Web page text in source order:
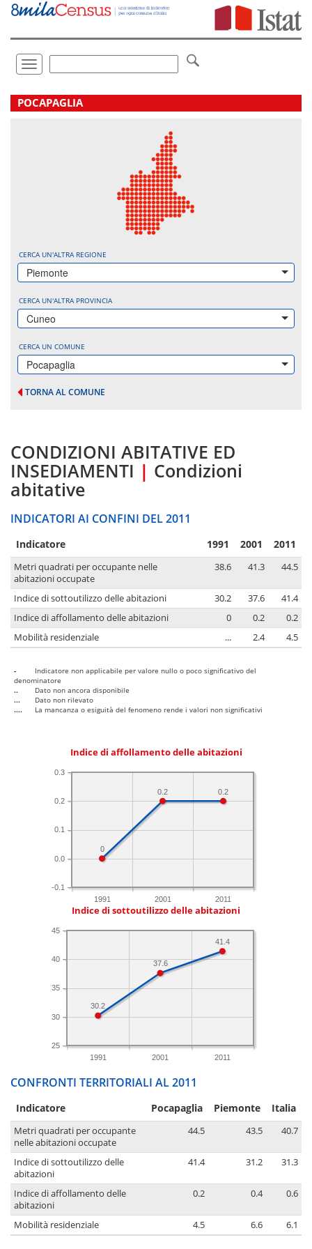
Vai
direttamente
Toggle
navigation
.
POCAPAGLIA
CERCA UN'ALTRA REGIONE
Piemonte
CERCA UN'ALTRA PROVINCIA
Cuneo
CERCA UN COMUNE
Pocapaglia
TORNA AL COMUNE
CONDIZIONI ABITATIVE ED
INSEDIAMENTI | Condizioni
abitative
INDICATORI AI CONFINI DEL 2011
Indicatore 1991 2001 2011
Metri quadrati per occupante nelle
abitazioni occupate
38.6 41.3 44.5
Indice di sottoutilizzo delle abitazioni 30.2 37.6
41.4
Indice di affollamento delle abitazioni
0 0.2
0.2
Mobilità residenziale
... 2.4 4.5
-
Indicatore non applicabile per valore nullo o poco significativo del
denominatore
..
Dato non ancora disponibile
...
Dato non rilevato
....
La mancanza o esiguità del fenomeno rende i valori non significativi
Indice di affollamento delle abitazioni
1991 2001 2011
-0.1
0.0
0.1
0.2
0.3
0.2
0.2
0
Indice di sottoutilizzo delle abitazioni
1991 2001 2011
25
30
35
40
45
41.4
37.6
30.2
CONFRONTI TERRITORIALI AL 2011
Indicatore Pocapaglia Piemonte Italia
Metri quadrati per occupante
nelle abitazioni occupate
44.5 43.5 40.7
Indice di sottoutilizzo delle
abitazioni
41.4 31.2 31.3
Indice di affollamento delle
abitazioni
0.2 0.4 0.6
Mobilità residenziale 4.5 6.6 6.1